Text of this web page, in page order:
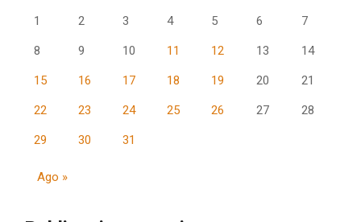
1 2 3 4 5 6 7
8 9 10 11 12 13 14
15 16 17 18 19 20 21
22 23 24 25 26 27 28
29 30 31
Ago »